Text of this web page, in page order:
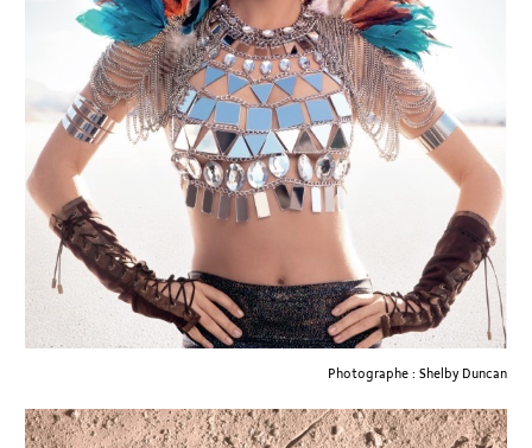
Photographe : Shelby Duncan